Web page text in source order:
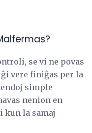
se vi ne povas
vere finiĝas per la
simple
nenion en
kun la samaj